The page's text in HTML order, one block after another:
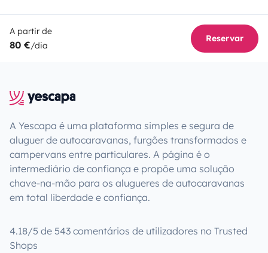
A partir de
80 €/dia
Reservar
A Yescapa é uma plataforma simples e segura de
aluguer de autocaravanas, furgões transformados e
campervans entre particulares. A página é o
intermediário de confiança e propõe uma solução
chave-na-mão para os alugueres de autocaravanas
em total liberdade e confiança.
4.18/5 de 543 comentários de utilizadores no Trusted
Shops